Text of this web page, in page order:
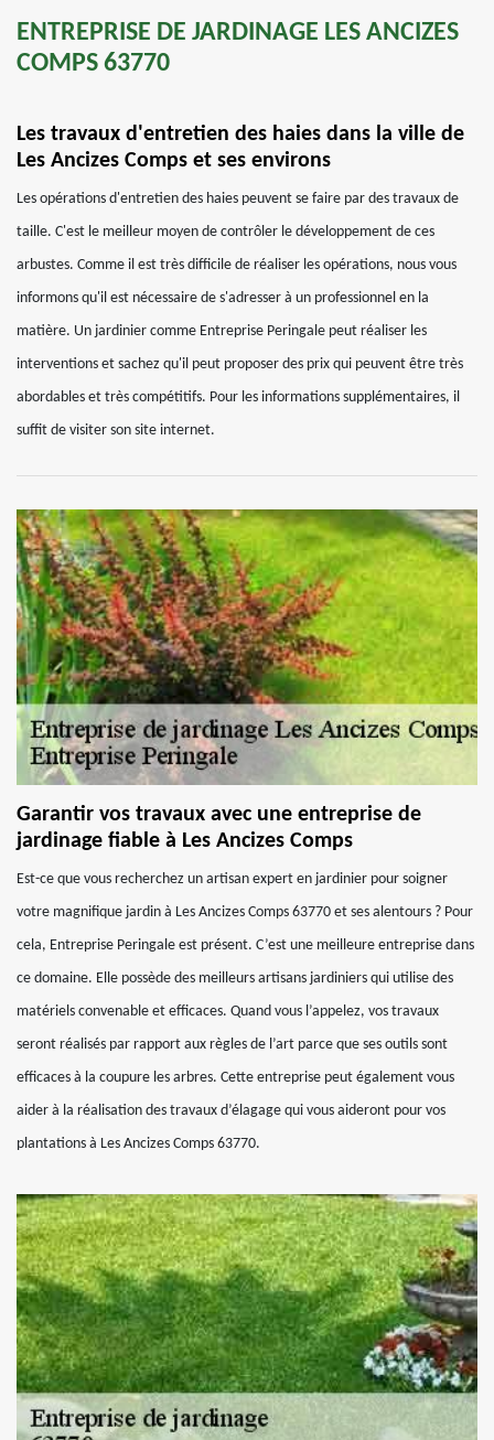
ENTREPRISE DE JARDINAGE LES ANCIZES
COMPS 63770
Les travaux d'entretien des haies dans la ville de
Les Ancizes Comps et ses environs
Les opérations d'entretien des haies peuvent se faire par des travaux de
taille. C'est le meilleur moyen de contrôler le développement de ces
arbustes. Comme il est très difficile de réaliser les opérations, nous vous
informons qu'il est nécessaire de s'adresser à un professionnel en la
matière. Un jardinier comme Entreprise Peringale peut réaliser les
interventions et sachez qu'il peut proposer des prix qui peuvent être très
abordables et très compétitifs. Pour les informations supplémentaires, il
suffit de visiter son site internet.
Garantir vos travaux avec une entreprise de
jardinage fiable à Les Ancizes Comps
Est-ce que vous recherchez un artisan expert en jardinier pour soigner
votre magnifique jardin à Les Ancizes Comps 63770 et ses alentours ? Pour
cela, Entreprise Peringale est présent. C’est une meilleure entreprise dans
ce domaine. Elle possède des meilleurs artisans jardiniers qui utilise des
matériels convenable et efficaces. Quand vous l’appelez, vos travaux
seront réalisés par rapport aux règles de l’art parce que ses outils sont
efficaces à la coupure les arbres. Cette entreprise peut également vous
aider à la réalisation des travaux d’élagage qui vous aideront pour vos
plantations à Les Ancizes Comps 63770.